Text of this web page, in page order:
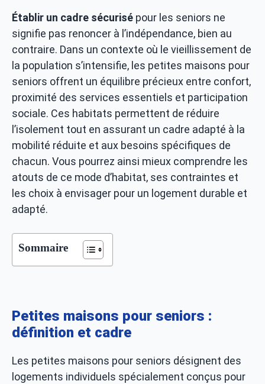
Établir un cadre sécurisé pour les seniors ne
signifie pas renoncer à l’indépendance, bien au
contraire. Dans un contexte où le vieillissement de
la population s’intensifie, les petites maisons pour
seniors offrent un équilibre précieux entre confort,
proximité des services essentiels et participation
sociale. Ces habitats permettent de réduire
l’isolement tout en assurant un cadre adapté à la
mobilité réduite et aux besoins spécifiques de
chacun. Vous pourrez ainsi mieux comprendre les
atouts de ce mode d’habitat, ses contraintes et
les choix à envisager pour un logement durable et
adapté.
Sommaire
Petites maisons pour seniors :
définition et cadre
Les petites maisons pour seniors désignent des
logements individuels spécialement conçus pour